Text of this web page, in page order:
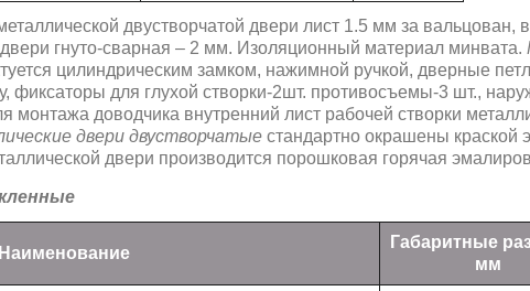
двустворчатой двери лист 1.5 мм за вальцован,
гнуто-сварная – 2 мм. Изоляционный материал минвата.
цилиндрическим замком, нажимной ручкой, дверные
фиксаторы для глухой створки-2шт. противосъемы-3 шт.,
монтажа доводчика внутренний лист рабочей створки
двери двустворчатые стандартно окрашены краской
двери производится порошковая горячая
Наименование
Габаритные
мм